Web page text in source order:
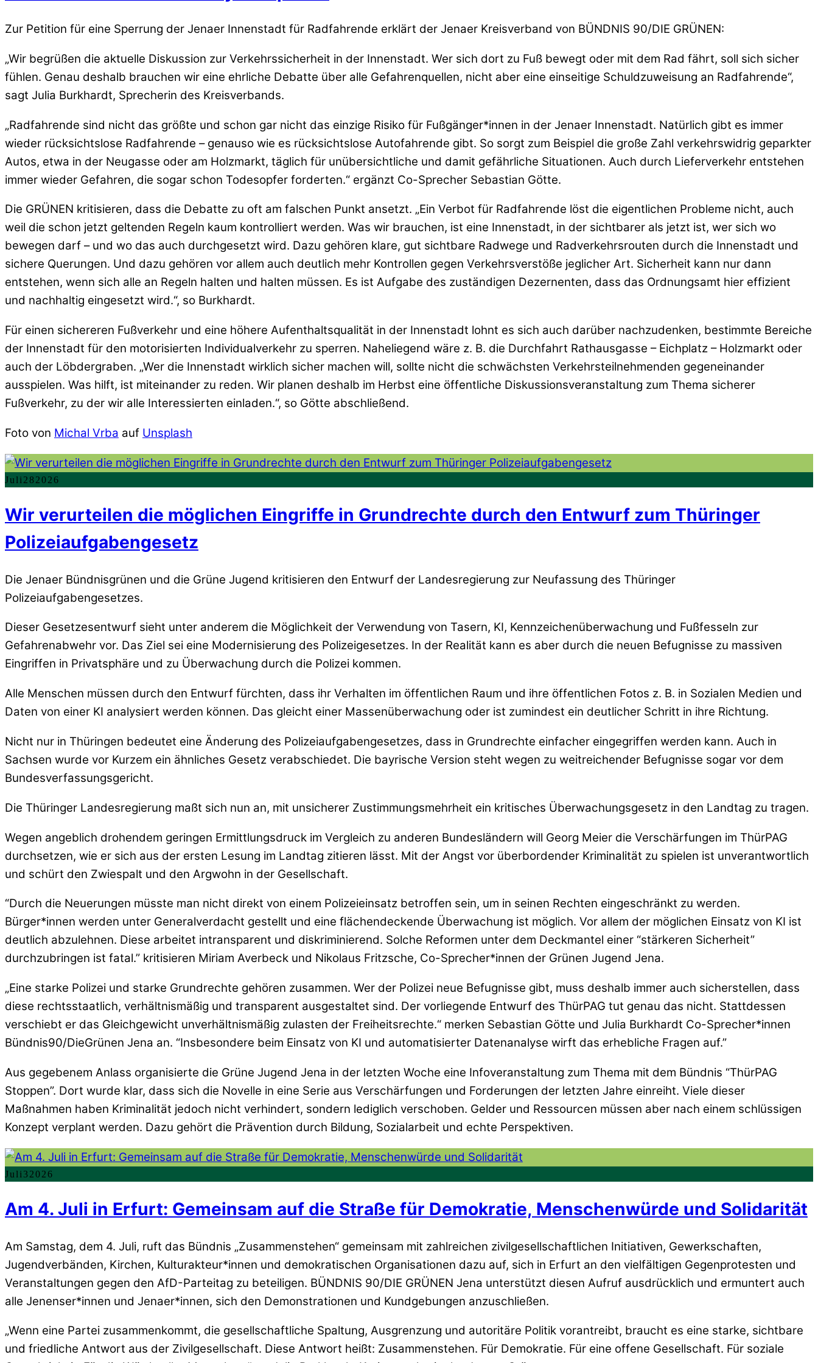
Zur Petition für eine Sperrung der Jenaer Innenstadt für Radfahrende erklärt der Jenaer Kreisverband von BÜNDNIS 90/DIE GRÜNEN:
„Wir begrüßen die aktuelle Diskussion zur Verkehrssicherheit in der Innenstadt. Wer sich dort zu Fuß bewegt oder mit dem Rad fährt, soll sich sicher
fühlen. Genau deshalb brauchen wir eine ehrliche Debatte über alle Gefahrenquellen, nicht aber eine einseitige Schuldzuweisung an Radfahrende“,
sagt Julia Burkhardt, Sprecherin des Kreisverbands.
„Radfahrende sind nicht das größte und schon gar nicht das einzige Risiko für Fußgänger*innen in der Jenaer Innenstadt. Natürlich gibt es immer
wieder rücksichtslose Radfahrende – genauso wie es rücksichtslose Autofahrende gibt. So sorgt zum Beispiel die große Zahl verkehrswidrig geparkter
Autos, etwa in der Neugasse oder am Holzmarkt, täglich für unübersichtliche und damit gefährliche Situationen. Auch durch Lieferverkehr entstehen
immer wieder Gefahren, die sogar schon Todesopfer forderten.“ ergänzt Co-Sprecher Sebastian Götte.
Die GRÜNEN kritisieren, dass die Debatte zu oft am falschen Punkt ansetzt. „Ein Verbot für Radfahrende löst die eigentlichen Probleme nicht, auch
weil die schon jetzt geltenden Regeln kaum kontrolliert werden. Was wir brauchen, ist eine Innenstadt, in der sichtbarer als jetzt ist, wer sich wo
bewegen darf – und wo das auch durchgesetzt wird. Dazu gehören klare, gut sichtbare Radwege und Radverkehrsrouten durch die Innenstadt und
sichere Querungen. Und dazu gehören vor allem auch deutlich mehr Kontrollen gegen Verkehrsverstöße jeglicher Art. Sicherheit kann nur dann
entstehen, wenn sich alle an Regeln halten und halten müssen. Es ist Aufgabe des zuständigen Dezernenten, dass das Ordnungsamt hier effizient
und nachhaltig eingesetzt wird.“, so Burkhardt.
Für einen sichereren Fußverkehr und eine höhere Aufenthaltsqualität in der Innenstadt lohnt es sich auch darüber nachzudenken, bestimmte Bereiche
der Innenstadt für den motorisierten Individualverkehr zu sperren. Naheliegend wäre z. B. die Durchfahrt Rathausgasse – Eichplatz – Holzmarkt oder
auch der Löbdergraben. „Wer die Innenstadt wirklich sicher machen will, sollte nicht die schwächsten Verkehrsteilnehmenden gegeneinander
ausspielen. Was hilft, ist miteinander zu reden. Wir planen deshalb im Herbst eine öffentliche Diskussionsveranstaltung zum Thema sicherer
Fußverkehr, zu der wir alle Interessierten einladen.“, so Götte abschließend.
Foto von Michal Vrba auf Unsplash
Juli 282026
Wir verurteilen die möglichen Eingriffe in Grundrechte durch den Entwurf zum Thüringer
Polizeiaufgabengesetz
Die Jenaer Bündnisgrünen und die Grüne Jugend kritisieren den Entwurf der Landesregierung zur Neufassung des Thüringer
Polizeiaufgabengesetzes.
Dieser Gesetzesentwurf sieht unter anderem die Möglichkeit der Verwendung von Tasern, KI, Kennzeichenüberwachung und Fußfesseln zur
Gefahrenabwehr vor. Das Ziel sei eine Modernisierung des Polizeigesetzes. In der Realität kann es aber durch die neuen Befugnisse zu massiven
Eingriffen in Privatsphäre und zu Überwachung durch die Polizei kommen.
Alle Menschen müssen durch den Entwurf fürchten, dass ihr Verhalten im öffentlichen Raum und ihre öffentlichen Fotos z. B. in Sozialen Medien und
Daten von einer KI analysiert werden können. Das gleicht einer Massenüberwachung oder ist zumindest ein deutlicher Schritt in ihre Richtung.
Nicht nur in Thüringen bedeutet eine Änderung des Polizeiaufgabengesetzes, dass in Grundrechte einfacher eingegriffen werden kann. Auch in
Sachsen wurde vor Kurzem ein ähnliches Gesetz verabschiedet. Die bayrische Version steht wegen zu weitreichender Befugnisse sogar vor dem
Bundesverfassungsgericht.
Die Thüringer Landesregierung maßt sich nun an, mit unsicherer Zustimmungsmehrheit ein kritisches Überwachungsgesetz in den Landtag zu tragen.
Wegen angeblich drohendem geringen Ermittlungsdruck im Vergleich zu anderen Bundesländern will Georg Meier die Verschärfungen im ThürPAG
durchsetzen, wie er sich aus der ersten Lesung im Landtag zitieren lässt. Mit der Angst vor überbordender Kriminalität zu spielen ist unverantwortlich
und schürt den Zwiespalt und den Argwohn in der Gesellschaft.
“Durch die Neuerungen müsste man nicht direkt von einem Polizeieinsatz betroffen sein, um in seinen Rechten eingeschränkt zu werden.
Bürger*innen werden unter Generalverdacht gestellt und eine flächendeckende Überwachung ist möglich. Vor allem der möglichen Einsatz von KI ist
deutlich abzulehnen. Diese arbeitet intransparent und diskriminierend. Solche Reformen unter dem Deckmantel einer “stärkeren Sicherheit”
durchzubringen ist fatal.” kritisieren Miriam Averbeck und Nikolaus Fritzsche, Co-Sprecher*innen der Grünen Jugend Jena.
„Eine starke Polizei und starke Grundrechte gehören zusammen. Wer der Polizei neue Befugnisse gibt, muss deshalb immer auch sicherstellen, dass
diese rechtsstaatlich, verhältnismäßig und transparent ausgestaltet sind. Der vorliegende Entwurf des ThürPAG tut genau das nicht. Stattdessen
verschiebt er das Gleichgewicht unverhältnismäßig zulasten der Freiheitsrechte.“ merken Sebastian Götte und Julia Burkhardt Co-Sprecher*innen
Bündnis90/DieGrünen Jena an. “Insbesondere beim Einsatz von KI und automatisierter Datenanalyse wirft das erhebliche Fragen auf.”
Aus gegebenem Anlass organisierte die Grüne Jugend Jena in der letzten Woche eine Infoveranstaltung zum Thema mit dem Bündnis “ThürPAG
Stoppen”. Dort wurde klar, dass sich die Novelle in eine Serie aus Verschärfungen und Forderungen der letzten Jahre einreiht. Viele dieser
Maßnahmen haben Kriminalität jedoch nicht verhindert, sondern lediglich verschoben. Gelder und Ressourcen müssen aber nach einem schlüssigen
Konzept verplant werden. Dazu gehört die Prävention durch Bildung, Sozialarbeit und echte Perspektiven.
Juli 32026
Am 4. Juli in Erfurt: Gemeinsam auf die Straße für Demokratie, Menschenwürde und Solidarität
Am Samstag, dem 4. Juli, ruft das Bündnis „Zusammenstehen“ gemeinsam mit zahlreichen zivilgesellschaftlichen Initiativen, Gewerkschaften,
Jugendverbänden, Kirchen, Kulturakteur*innen und demokratischen Organisationen dazu auf, sich in Erfurt an den vielfältigen Gegenprotesten und
Veranstaltungen gegen den AfD-Parteitag zu beteiligen. BÜNDNIS 90/DIE GRÜNEN Jena unterstützt diesen Aufruf ausdrücklich und ermuntert auch
alle Jenenser*innen und Jenaer*innen, sich den Demonstrationen und Kundgebungen anzuschließen.
„Wenn eine Partei zusammenkommt, die gesellschaftliche Spaltung, Ausgrenzung und autoritäre Politik vorantreibt, braucht es eine starke, sichtbare
und friedliche Antwort aus der Zivilgesellschaft. Diese Antwort heißt: Zusammenstehen. Für Demokratie. Für eine offene Gesellschaft. Für soziale